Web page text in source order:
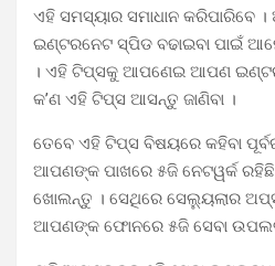
ଏହି ସମସ୍ୟାର ସମାଧାନ କରିପାରିବେ
ଇଣ୍ଟରନେଟ ସ୍ପିଡ ବଢାଇବା ପାଇଁ
। ଏହି ଟିପ୍ସକୁ ଆପଣେଇ ଆପଣ
କ’ଣ ଏହି ଟିପ୍ସ ଆସନ୍ତୁ ଜାଣିବା ।
ତେବେ ଏହି ଟିପ୍ସ ବିଷୟରେ କହିବା
ଆପଣଙ୍କ ପାଖରେ ୫ଜି ନେଟୱର୍କ
ଖୋଲନ୍ତୁ । ସେଥିରେ ସେଲ୍ୟୁଲାର
ଆପଣଙ୍କ ଫୋନରେ ୫ଜି ସେବା